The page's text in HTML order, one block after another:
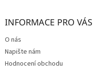
INFORMACE PRO VÁS
O nás
Napište nám
Hodnocení obchodu